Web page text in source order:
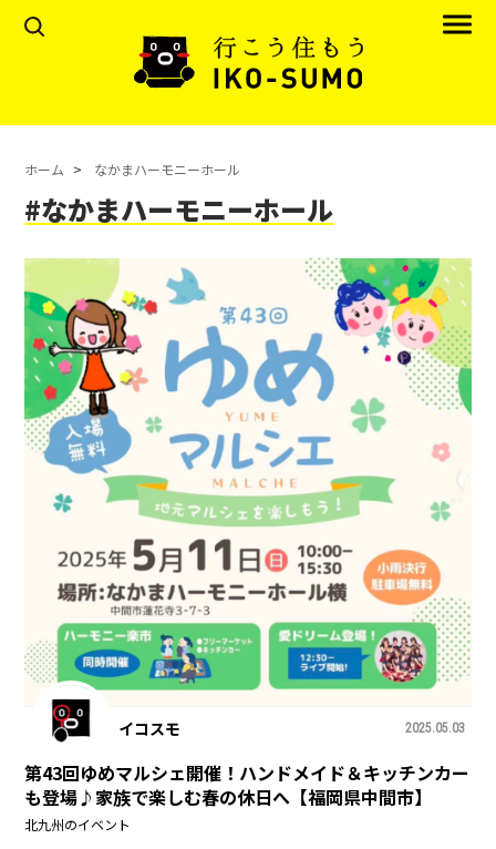
ホーム なかまハーモニーホール
#なかまハーモニーホール
イコスモ 2025.05.03
第43回ゆめマルシェ開催！ハンドメイド＆キッチンカー
も登場♪家族で楽しむ春の休日へ【福岡県中間市】
北九州のイベント